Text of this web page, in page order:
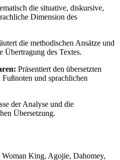
die situative, diskursive,
Dimension des
die methodischen Ansätze und
Übertragung des Textes.
Präsentiert den übersetzten
und sprachlichen
der Analyse und die
Übersetzung.
Woman King, Agojie, Dahomey,